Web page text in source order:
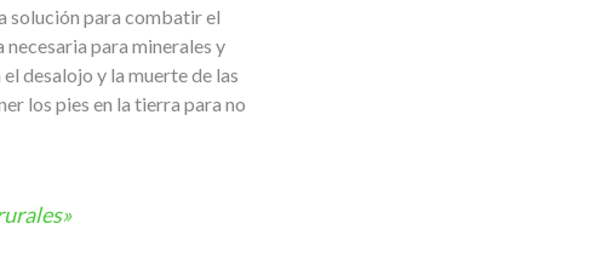
solución para combatir el
para minerales y
desalojo y la muerte de las
los pies en la tierra para no